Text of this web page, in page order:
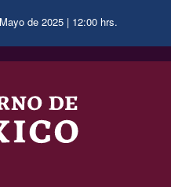
de 2025 | 12:00 hrs.